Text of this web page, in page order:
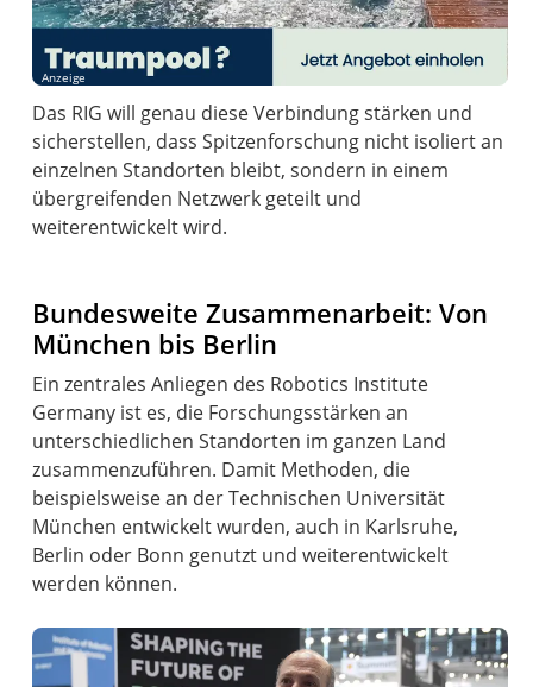
Anzeige
Das RIG will genau diese Verbindung stärken und
sicherstellen, dass Spitzenforschung nicht isoliert an
einzelnen Standorten bleibt, sondern in einem
übergreifenden Netzwerk geteilt und
weiterentwickelt wird.
Bundesweite Zusammenarbeit: Von
München bis Berlin
Ein zentrales Anliegen des Robotics Institute
Germany ist es, die Forschungsstärken an
unterschiedlichen Standorten im ganzen Land
zusammenzuführen. Damit Methoden, die
beispielsweise an der Technischen Universität
München entwickelt wurden, auch in Karlsruhe,
Berlin oder Bonn genutzt und weiterentwickelt
werden können.